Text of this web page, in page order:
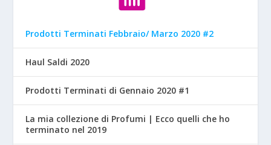
Prodotti Terminati Febbraio/ Marzo 2020 #2
Haul Saldi 2020
Prodotti Terminati di Gennaio 2020 #1
La mia collezione di Profumi | Ecco quelli che ho
terminato nel 2019